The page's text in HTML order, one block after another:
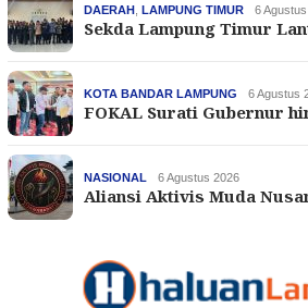
DAERAH LAMPUNG TIMUR 6
Sekda Lampung Timur
KOTA BANDAR LAMPUNG 6 Agustus
FOKAL Surati Gubernur
NASIONAL 6 Agustus 2026
Aliansi Aktivis Muda